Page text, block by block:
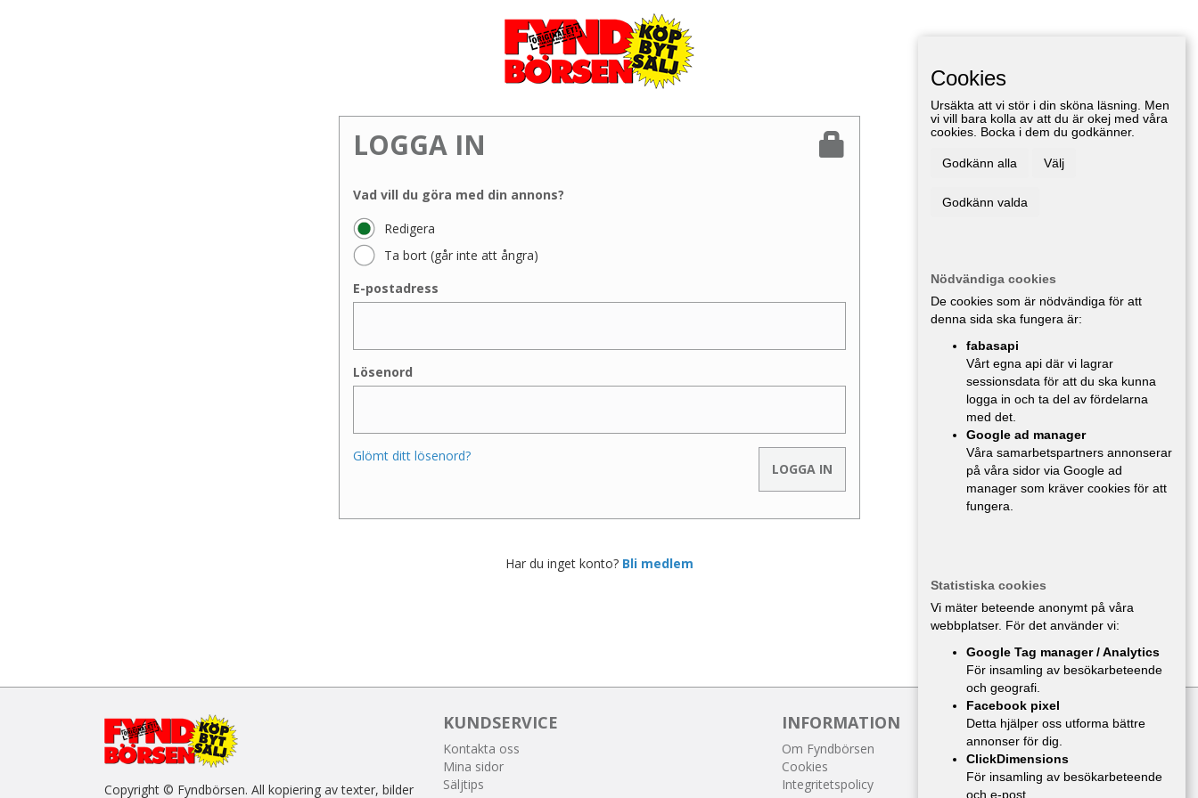
LOGGA IN
Vad vill du göra med din annons?
Redigera
Ta bort (går inte att ångra)
E-postadress
Lösenord
Glömt ditt lösenord?
Har du inget konto? Bli medlem
Copyright © Fyndbörsen. All kopiering av texter, bilder
KUNDSERVICE
Kontakta oss
Mina sidor
Säljtips
INFORMATION
Om Fyndbörsen
Cookies
Integritetspolicy
Cookies
Ursäkta att vi stör i din sköna läsning. Men
vi vill bara kolla av att du är okej med våra
cookies. Bocka i dem du godkänner.
Godkänn alla Välj
Godkänn valda
Nödvändiga cookies
De cookies som är nödvändiga för att
denna sida ska fungera är:
fabasapi
Vårt egna api där vi lagrar
sessionsdata för att du ska kunna
logga in och ta del av fördelarna
med det.
Google ad manager
Våra samarbetspartners annonserar
på våra sidor via Google ad
manager som kräver cookies för att
fungera.
Statistiska cookies
Vi mäter beteende anonymt på våra
webbplatser. För det använder vi:
Google Tag manager / Analytics
För insamling av besökarbeteende
och geografi.
Facebook pixel
Detta hjälper oss utforma bättre
annonser för dig.
ClickDimensions
För insamling av besökarbeteende
och e-post.